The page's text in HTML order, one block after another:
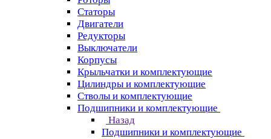
Статоры
Двигатели
Редукторы
Выключатели
Корпусы
Крыльчатки и комплектующие
Цилиндры и комплектующие
Стволы и комплектующие
Подшипники и комплектующие
Назад
Подшипники и комплектующие